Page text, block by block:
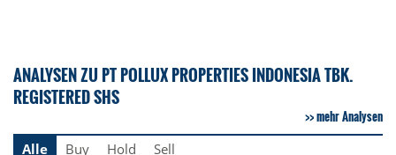
ANALYSEN ZU PT POLLUX PROPERTIES INDONESIA TBK.
REGISTERED SHS
mehr Analysen
Alle
Buy Hold Sell